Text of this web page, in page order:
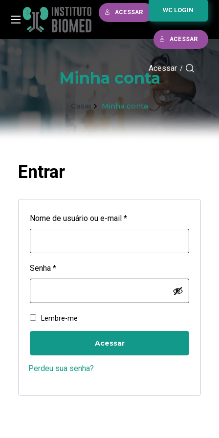
ACESSAR WC LOGIN
ACESSAR
Acessar /
Minha conta
Casa Minha conta
Entrar
Nome de usuário ou e-mail*
Senha*
Lembre-me
Acessar
Perdeu sua senha?